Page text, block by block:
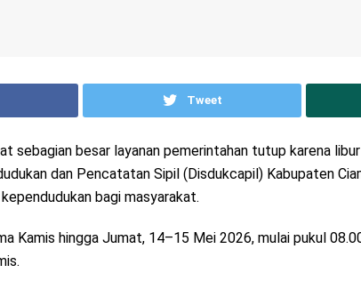
Tweet
sebagian besar layanan pemerintahan tutup karena
dan Pencatatan Sipil (Disdukcapil) Kabupaten
bagi masyarakat.
Kamis hingga Jumat, 14–15 Mei 2026, mulai pukul